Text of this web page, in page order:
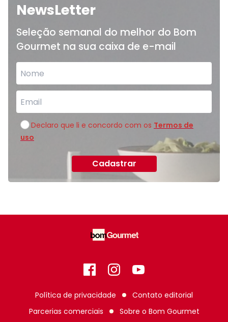
NewsLetter
Seleção semanal do melhor do Bom
Gourmet na sua caixa de e-mail
Declaro que li e concordo com os Termos de
uso
Cadastrar
FacebookInstagram
GitHub
Política de privacidade
Contato editorial
Parcerias comerciais
Sobre o Bom Gourmet